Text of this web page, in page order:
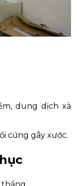
dung dịch xà
cứng gây xước.